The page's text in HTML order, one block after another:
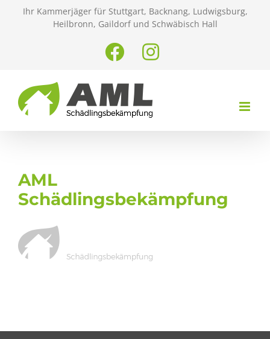
Ihr Kammerjäger für Stuttgart, Backnang, Ludwigsburg,
Heilbronn, Gaildorf und Schwäbisch Hall
FacebookInstagram
AML
Schädlingsbekämpfung